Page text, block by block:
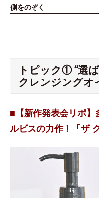
側をのぞく
トピック① “選
クレンジングオ
■【新作発表会リポ】
ルビスの力作！「ザ